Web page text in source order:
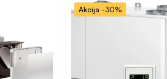
Akcija -30%